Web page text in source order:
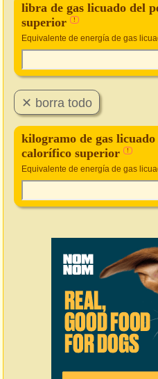
libra de gas licuado del
superior
!
Equivalente de energía de gas
kilogramo de gas
calorífico superior
!
Equivalente de energía de gas